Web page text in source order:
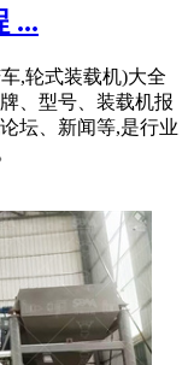
...
,轮式装载机)大全
、型号、装载机报
坛、新闻等,是行业